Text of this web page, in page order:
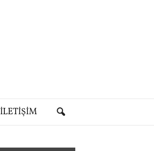
İLETIŞIM